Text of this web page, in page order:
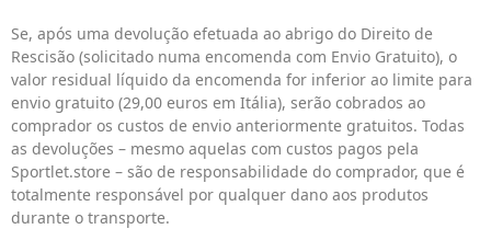
Se, após uma devolução efetuada ao abrigo do Direito de
Rescisão (solicitado numa encomenda com Envio Gratuito), o
valor residual líquido da encomenda for inferior ao limite para
envio gratuito (29,00 euros em Itália), serão cobrados ao
comprador os custos de envio anteriormente gratuitos. Todas
as devoluções – mesmo aquelas com custos pagos pela
Sportlet.store – são de responsabilidade do comprador, que é
totalmente responsável por qualquer dano aos produtos
durante o transporte.